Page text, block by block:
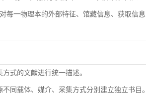
每一物理本的外部特征、馆藏信息、获取信息
式的文献进行统一描述。
同载体、媒介、采集方式分别建立独立书目。